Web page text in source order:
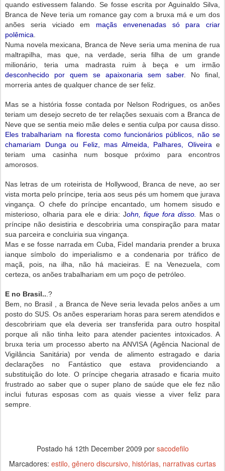
quando estivessem falando. Se fosse escrita por Aguinaldo Silva,
Branca de Neve teria um romance gay com a bruxa má e um dos
anões seria viciado em maçãs envenenadas só para criar
polêmica
Numa novela mexicana, Branca de Neve seria uma menina de rua
maltrapilha, mas que, na verdade, seria filha de um grande
milionário, teria uma madrasta ruim à beça e um irmão
desconhecido por quem se apaixonaria sem saber. No final,
morreria antes de qualquer chance de ser feliz.
Mas se a história fosse contada por Nelson Rodrigues, os anões
teriam um desejo secreto de ter relações sexuais com a Branca de
Neve que se sentia meio mãe deles e sentia culpa por causa disso.
Eles trabalhariam na floresta como funcionários públicos, não se
chamariam Dunga ou Feliz, mas Almeida, Palhares, Oliveira e
teriam uma casinha num bosque próximo para encontros
amorosos.
Nas letras de um roteirista de Hollywood, Branca de neve, ao ser
vista morta pelo príncipe, teria aos seus pés um homem que jurava
vingança. O chefe do príncipe encantado, um homem sisudo e
misterioso, olharia para ele e diria: John, fique fora disso.
Mas o
príncipe não desistiria e descobriria uma conspiração para matar
sua parceira e concluiria sua vingança.
Mas e se fosse narrada em Cuba, Fidel mandaria prender a bruxa
ianque símbolo do imperialismo e a condenaria por tráfico de
maçã, pois, na ilha, não há macieiras. E na Venezuela, com
certeza, os anões trabalhariam em um poço de petróleo.
E no Brasil.. .?
Bem, no Brasil , a Branca de Neve seria levada pelos anões a um
posto do SUS. Os anões esperariam horas para serem atendidos e
descobririam que ela deveria ser transferida para outro hospital
porque ali não tinha leito para atender pacientes intoxicados. A
bruxa teria um processo aberto na ANVISA (Agência Nacional de
Vigilância Sanitária) por venda de alimento estragado e daria
declarações no Fantástico que estava providenciando a
substituição do lote. O príncipe chegaria atrasado e ficaria muito
frustrado ao saber que o super plano de saúde que ele fez não
inclui futuras esposas com as quais viesse a viver feliz para
sempre.
Postado há 12th December 2009 por sacodefilo
Marcadores: estilo gênero discursivo histórias narrativas curtas